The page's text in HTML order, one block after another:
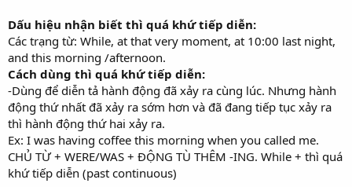
Dấu hiệu nhận biết thì quá khứ tiếp diễn:
Các trạng từ: While, at that very moment, at 10:00 last night,
and this morning /afternoon.
Cách dùng thì quá khứ tiếp diễn:
-Dùng để diễn tả hành động đã xảy ra cùng lúc. Nhưng hành
động thứ nhất đã xảy ra sớm hơn và đã đang tiếp tục xảy ra
thì hành động thứ hai xảy ra.
Ex: I was having coffee this morning when you called me.
CHỦ TỪ + WERE/WAS + ÐỘNG TÙ THÊM -ING. While + thì quá
khứ tiếp diễn (past continuous)